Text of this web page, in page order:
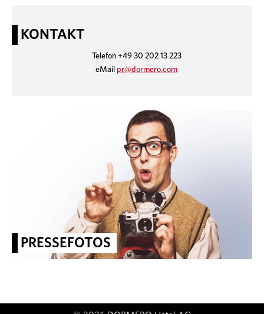
KONTAKT
Telefon +49 30 202 13 223
eMail pr@dormero.com
PRESSEFOTOS